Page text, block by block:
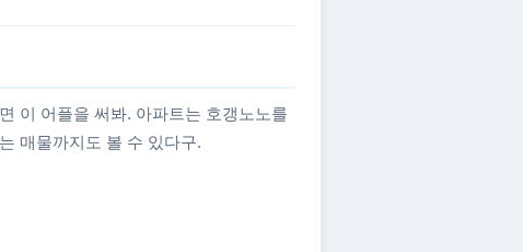
이 어플을 써봐. 아파트는 호갱노노를
매물까지도 볼 수 있다구.